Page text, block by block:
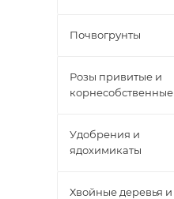
Почвогрунты
Розы привитые и
корнесобственные
Удобрения и
ядохимикаты
Хвойные деревья и